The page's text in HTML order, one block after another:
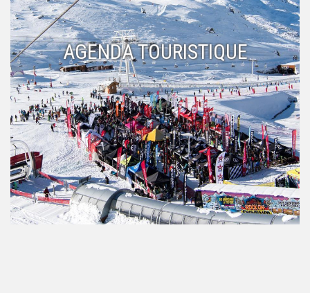
AGENDA TOURISTIQUE